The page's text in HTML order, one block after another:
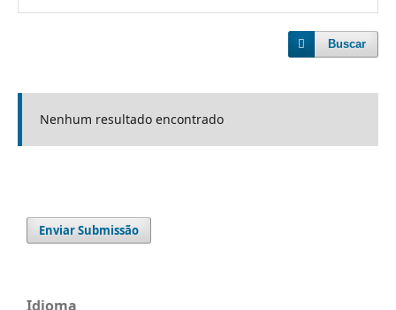
Buscar
Nenhum resultado encontrado
Enviar Submissão
Idioma